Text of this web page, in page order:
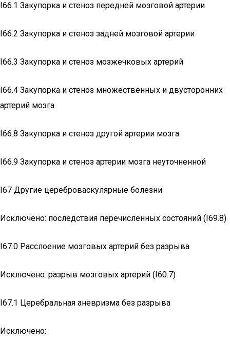
I66.1 Закупорка и стеноз передней мозговой артерии
I66.2 Закупорка и стеноз задней мозговой артерии
I66.3 Закупорка и стеноз мозжечковых артерий
I66.4 Закупорка и стеноз множественных и двусторонних
артерий мозга
I66.8 Закупорка и стеноз другой артерии мозга
I66.9 Закупорка и стеноз артерии мозга неуточненной
I67 Другие цереброваскулярные болезни
Исключено: последствия перечисленных состояний (I69.8)
I67.0 Расслоение мозговых артерий без разрыва
Исключено: разрыв мозговых артерий (I60.7)
I67.1 Церебральная аневризма без разрыва
Исключено: